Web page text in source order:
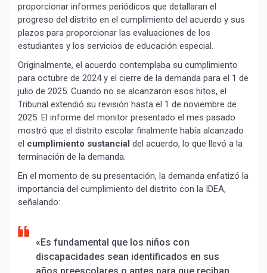
proporcionar informes periódicos que detallaran el
progreso del distrito en el cumplimiento del acuerdo y sus
plazos para proporcionar las evaluaciones de los
estudiantes y los servicios de educación especial.
Originalmente, el acuerdo contemplaba su cumplimiento
para octubre de 2024 y el cierre de la demanda para el 1 de
julio de 2025. Cuando no se alcanzaron esos hitos, el
Tribunal extendió su revisión hasta el 1 de noviembre de
2025. El informe del monitor presentado el mes pasado
mostró que el distrito escolar finalmente había alcanzado
el cumplimiento sustancial del acuerdo, lo que llevó a la
terminación de la demanda.
En el momento de su presentación, la demanda enfatizó la
importancia del cumplimiento del distrito con la IDEA,
señalando:
«Es fundamental que los niños con
discapacidades sean identificados en sus